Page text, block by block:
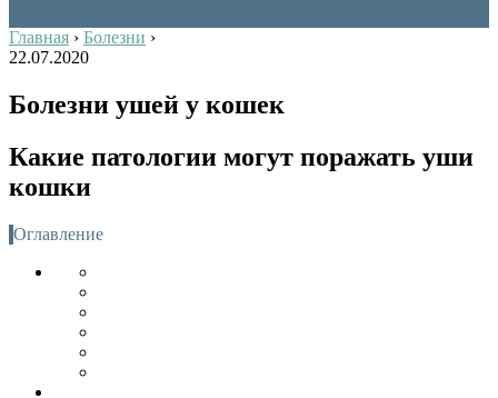
Главная › Болезни ›
22.07.2020
Болезни ушей у кошек
Какие патологии могут поражать уши
кошки
Оглавление